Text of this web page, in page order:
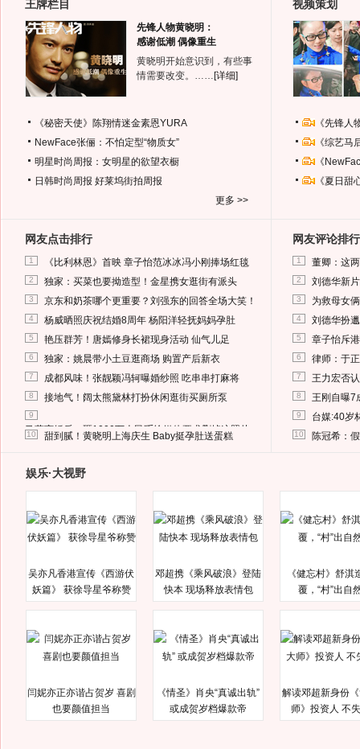
王牌栏目
先锋人物黄晓明：
感谢低潮 偶像重生
黄晓明开始意识到，有些事
情需要改变。…… [详细]
《秘密天使》陈翔情迷金素恩YURA
NewFace张俪：不怕定型“物质女”
明星时尚周报：女明星的欲望衣橱
日韩时尚周报 好莱坞街拍周报
更多 >>
视频策划
《先锋
《综艺
《
《夏日
网友点击排行
1 《比利林恩》首映 章子怡范冰冰冯小刚捧场红毯
2 独家：买菜也要拗造型！金星携女逛街有派头
3 京东和奶茶哪个更重要？刘强东的回答全场大笑！
4 杨威晒照庆祝结婚8周年 杨阳洋轻抚妈妈孕肚
5 艳压群芳！唐嫣修身长裙现身活动 仙气儿足
6 独家：姚晨带小土豆逛商场 购置产后新衣
7 成都风味！张靓颖冯轲曝婚纱照 吃串串打麻将
8 接地气！阔太熊黛林打扮休闲逛街买厕所泵
9
马蓉离婚后，砸1000万人民币给媒体要求删掉这照片
10 甜到腻！黄晓明上海庆生 Baby挺孕肚送蛋糕
网友评论排行
1 董卿：这
2 刘德华新
3 为救母女
4 刘德华扮
5 章子怡斥
6 律师：于
7 王力宏否
8 王刚自曝7
9 台媒:40岁
10 陈冠希：
娱乐·大视野
吴亦凡香港宣传《西游伏
妖篇》 获徐导星爷称赞
邓超携《乘风破浪》登陆
快本 现场释放表情包
《健忘村》舒淇
覆，“村”出自
闫妮亦正亦谐占贺岁 喜剧
也要颜值担当
《情圣》肖央“真诚出轨”
或成贺岁档爆款帝
解读邓超新身份
师》投资人 不